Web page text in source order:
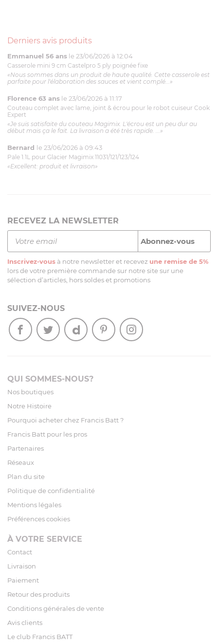
Derniers avis produits
Emmanuel 56 ans le 23/06/2026 à 12:04
Casserole mini 9 cm Castelpro 5 ply poignée fixe
«Nous sommes dans un produit de haute qualité. Cette casserole est
parfaite pour l'élaboration des sauces et vient complé...»
Florence 63 ans le 23/06/2026 à 11:17
Couteau complet avec lame, joint & écrou pour le robot cuiseur Cook
Expert
«Je suis satisfaite du couteau Magimix. L'écrou est un peu dur au
début mais ça le fait. La livraison a été très rapide. ...»
Bernard le 23/06/2026 à 09:43
Pale 1.1L pour Glacier Magimix 11031/121/123/124
«Excellent: produit et livraison»
RECEVEZ LA NEWSLETTER
Inscrivez-vous à notre newsletter et recevez une remise de 5%
lors de votre première commande sur notre site sur une
sélection d’articles, hors soldes et promotions
SUIVEZ-NOUS
QUI SOMMES-NOUS?
Nos boutiques
Notre Histoire
Pourquoi acheter chez Francis Batt ?
Francis Batt pour les pros
Partenaires
Réseaux
Plan du site
Politique de confidentialité
Mentions légales
Préférences cookies
À VOTRE SERVICE
Contact
Livraison
Paiement
Retour des produits
Conditions générales de vente
Avis clients
Le club Francis BATT